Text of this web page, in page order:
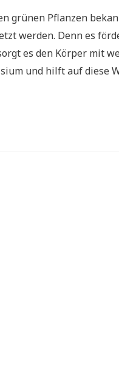
grünen Pflanzen
werden. Denn es
es den Körper mit
und hilft auf diese